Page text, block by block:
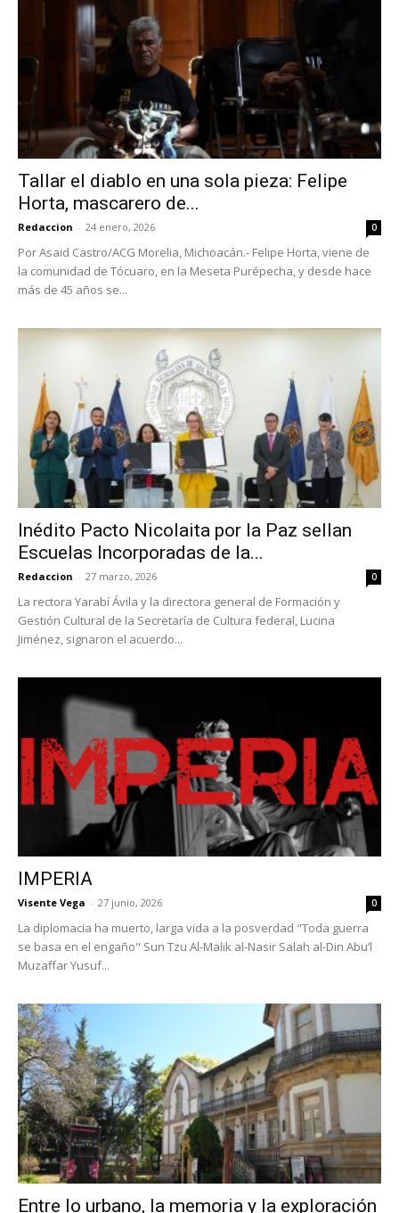
Tallar el diablo en una sola pieza: Felipe
Horta, mascarero de...
Redaccion - 24 enero, 2026 0
Por Asaid Castro/ACG Morelia, Michoacán.- Felipe Horta, viene de
la comunidad de Tócuaro, en la Meseta Purépecha, y desde hace
más de 45 años se...
Inédito Pacto Nicolaita por la Paz sellan
Escuelas Incorporadas de la...
Redaccion - 27 marzo, 2026 0
La rectora Yarabí Ávila y la directora general de Formación y
Gestión Cultural de la Secretaría de Cultura federal, Lucina
Jiménez, signaron el acuerdo...
IMPERIA
Visente Vega - 27 junio, 2026 0
La diplomacia ha muerto, larga vida a la posverdad "Toda guerra
se basa en el engaño" Sun Tzu Al-Malik al-Nasir Salah al-Din Abu’l
Muzaffar Yusuf...
Entre lo urbano, la memoria y la exploración